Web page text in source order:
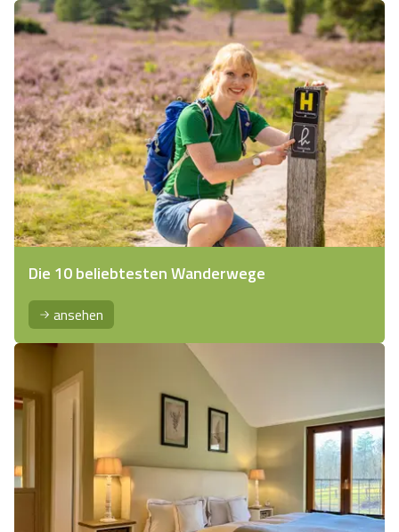
Die 10 beliebtesten Wanderwege
ansehen